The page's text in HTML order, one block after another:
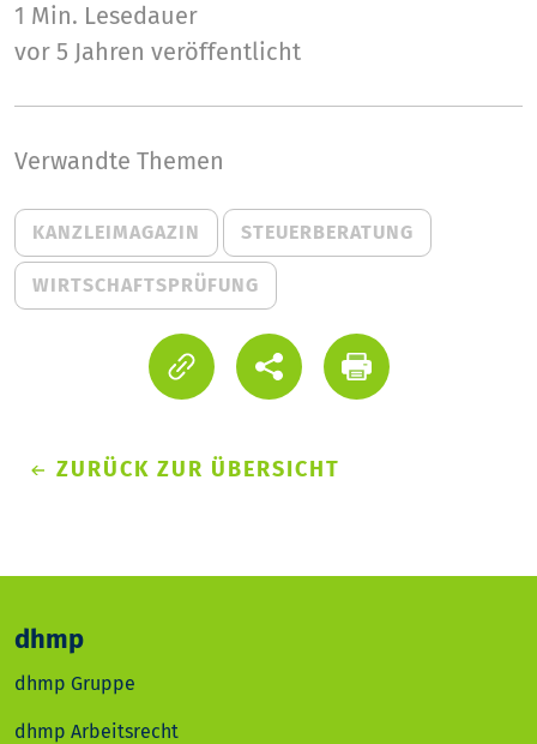
1 Min. Lesedauer
vor 5 Jahren veröffentlicht
Verwandte Themen
KANZLEIMAGAZIN STEUERBERATUNG
WIRTSCHAFTSPRÜFUNG
ZURÜCK ZUR ÜBERSICHT
dhmp
dhmp Gruppe
dhmp Arbeitsrecht